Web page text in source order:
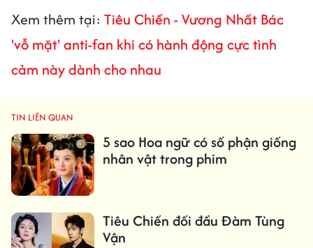
Xem thêm tại: Tiêu Chiến - Vương Nhất Bác
'vỗ mặt' anti-fan khi có hành động cực tình
cảm này dành cho nhau
TIN LIÊN QUAN
5 sao Hoa ngữ có số phận giống
nhân vật trong phim
Tiêu Chiến đối đầu Đàm Tùng
Vận